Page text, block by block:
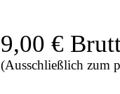
9,00 €
(Ausschließlich zum